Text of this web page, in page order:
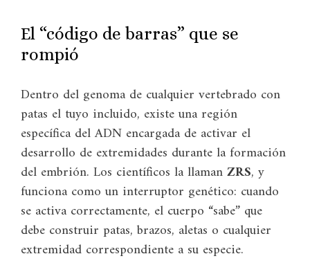
El “código de barras” que se
rompió
Dentro del genoma de cualquier vertebrado con
patas el tuyo incluido, existe una región
específica del ADN encargada de activar el
desarrollo de extremidades durante la formación
del embrión. Los científicos la llamanZRS, y
funciona como un interruptor genético: cuando
se activa correctamente, el cuerpo “sabe” que
debe construir patas, brazos, aletas o cualquier
extremidad correspondiente a su especie.